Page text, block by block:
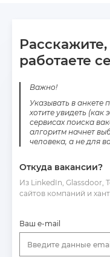
работаете
Важно!
Указывать в анкете
хотите увидеть (как
сервисах поиска
алгоритм начнет
человека, а не для
Откуда вакансии?
Из LinkedIn, Glassdoor,
сайтов компаний и
Ваш e-mail
Введите данные